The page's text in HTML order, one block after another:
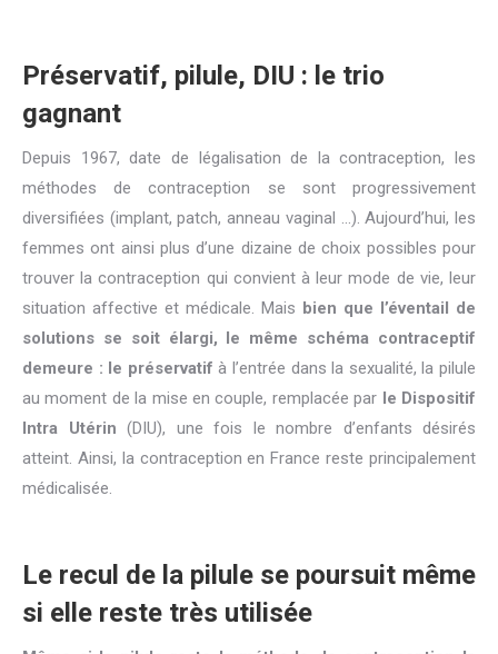
Préservatif, pilule, DIU : le trio
gagnant
Depuis 1967, date de légalisation de la contraception, les
méthodes de contraception se sont progressivement
diversifiées (implant, patch, anneau vaginal …). Aujourd’hui, les
femmes ont ainsi plus d’une dizaine de choix possibles pour
trouver la contraception qui convient à leur mode de vie, leur
situation affective et médicale. Mais bien que l’éventail de
solutions se soit élargi, le même schéma contraceptif
demeure : le préservatif à l’entrée dans la sexualité, la pilule
au moment de la mise en couple, remplacée par le Dispositif
Intra Utérin (DIU), une fois le nombre d’enfants désirés
atteint. Ainsi, la contraception en France reste principalement
médicalisée.
Le recul de la pilule se poursuit même
si elle reste très utilisée